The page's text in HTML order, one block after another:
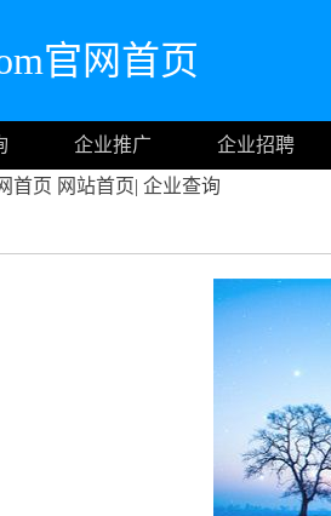
官网首页
企业推广
企业招聘
首页 网站首页| 企业查询